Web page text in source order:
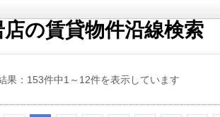
の賃貸物件沿線検索
果：153件中1～12件を表示しています